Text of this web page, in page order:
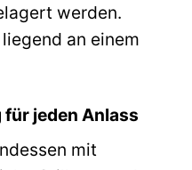
werden.
an einem
jeden Anlass
mit